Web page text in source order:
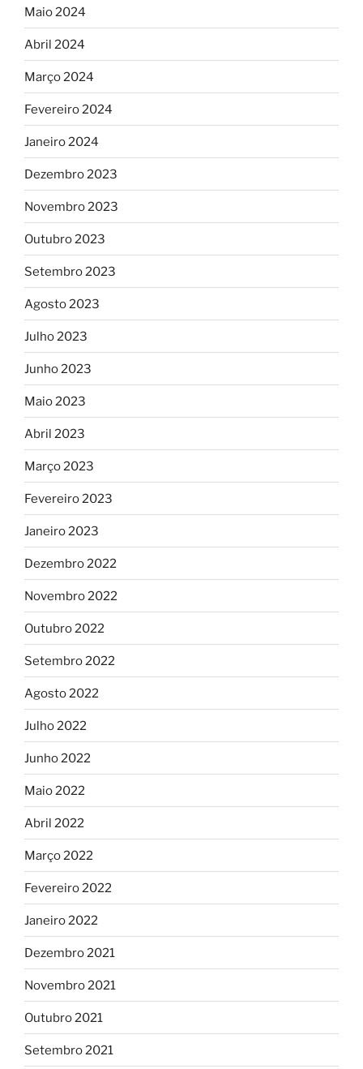
Maio 2024
Abril 2024
Março 2024
Fevereiro 2024
Janeiro 2024
Dezembro 2023
Novembro 2023
Outubro 2023
Setembro 2023
Agosto 2023
Julho 2023
Junho 2023
Maio 2023
Abril 2023
Março 2023
Fevereiro 2023
Janeiro 2023
Dezembro 2022
Novembro 2022
Outubro 2022
Setembro 2022
Agosto 2022
Julho 2022
Junho 2022
Maio 2022
Abril 2022
Março 2022
Fevereiro 2022
Janeiro 2022
Dezembro 2021
Novembro 2021
Outubro 2021
Setembro 2021